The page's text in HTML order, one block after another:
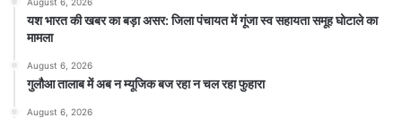
यश भारत की खबर का बड़ा असर: जिला पंचायत में गूंजा स्व सहायता समूह घोटाले का
मामला
August 6, 2026
गुलौआ तालाब में अब न म्यूजिक बज रहा न चल रहा फुहारा
August 6, 2026